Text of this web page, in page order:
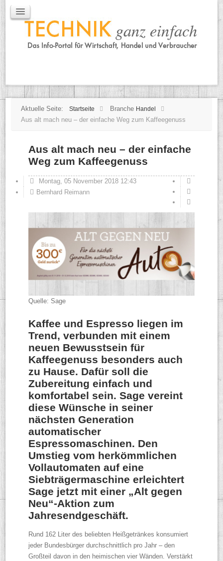
Mobile
IT
TK
Aktuelle Seite: Startseite Branche Handel
Aus alt mach neu – der einfache Weg zum Kaffeegenuss
Aus alt mach neu – der einfache
Weg zum Kaffeegenuss
Montag, 05 November 2018 12:43
Bernhard Reimann
Quelle: Sage
Kaffee und Espresso liegen im
Trend, verbunden mit einem
neuen Bewusstsein für
Kaffeegenuss besonders auch
zu Hause. Dafür soll die
Zubereitung einfach und
komfortabel sein. Sage vereint
diese Wünsche in seiner
nächsten Generation
automatischer
Espressomaschinen. Den
Umstieg vom herkömmlichen
Vollautomaten auf eine
Siebträgermaschine erleichtert
Sage jetzt mit einer „Alt gegen
Neu“-Aktion zum
Jahresendgeschäft.
Rund 162 Liter des beliebten Heißgetränkes konsumiert
jeder Bundesbürger durchschnittlich pro Jahr – den
Großteil davon in den heimischen vier Wänden. Verstärkt